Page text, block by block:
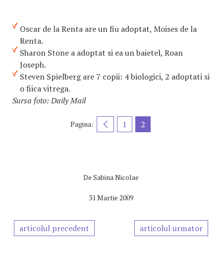
Oscar de la Renta are un fiu adoptat, Moises de la
Renta.
Sharon Stone a adoptat si ea un baietel, Roan
Joseph.
Steven Spielberg are 7 copii: 4 biologici, 2 adoptati si
o fiica vitrega.
Sursa foto: Daily Mail
Pagina: 1 2
De Sabina Nicolae
31 Martie 2009
articolul precedent articolul urmator